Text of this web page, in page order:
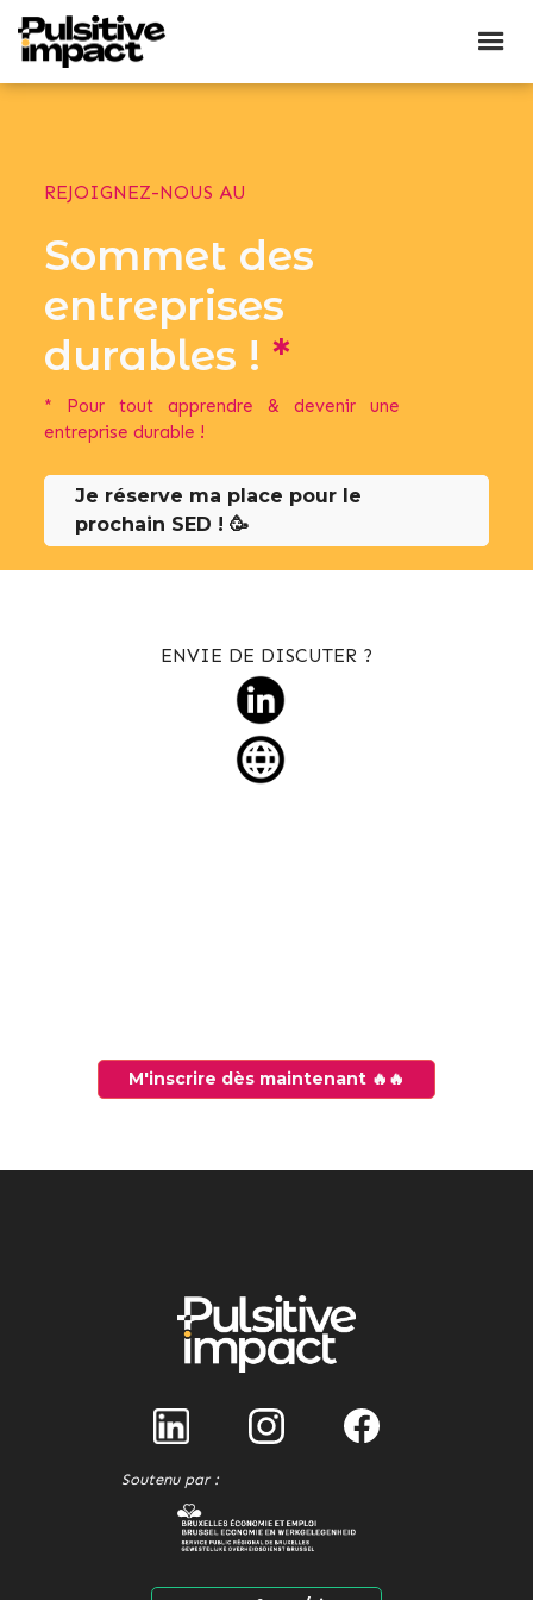
REJOIGNEZ-NOUS AU
Sommet des
entreprises
durables !*
* Pour tout apprendre & devenir une
entreprise durable !
Je réserve ma place pour le
prochain SED ! 🥳
ENVIE DE DISCUTER ?
M'inscrire dès maintenant 🔥🔥
Soutenu par :